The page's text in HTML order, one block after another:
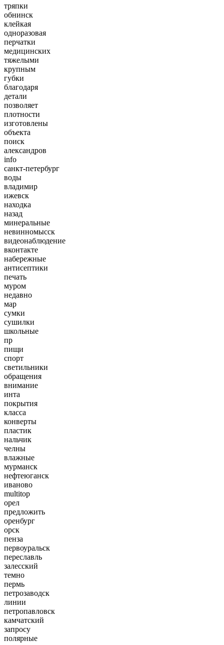
тряпки
обнинск
клейкая
одноразовая
перчатки
медицинских
тяжелыми
крупным
губки
благодаря
детали
позволяет
плотности
изготовлены
объекта
поиск
александров
info
санкт-петербург
воды
владимир
ижевск
находка
назад
минеральные
невинномысск
видеонаблюдение
вконтакте
набережные
антисептики
печать
муром
недавно
мар
сумки
сушилки
школьные
пр
пищи
спорт
светильники
обращения
внимание
инта
покрытия
класса
конверты
пластик
нальчик
челны
влажные
мурманск
нефтеюганск
иваново
multitop
орел
предложить
оренбург
орск
пенза
первоуральск
переславль
залесский
темно
пермь
петрозаводск
линии
петропавловск
камчатский
запросу
полярные